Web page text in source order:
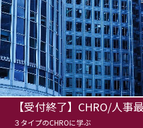
【受付終了】CHRO/人事
３タイプのCHROに学ぶ